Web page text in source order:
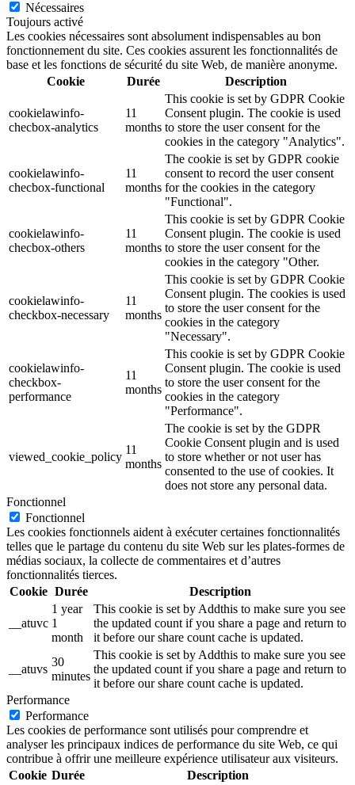
Nécessaires
Toujours activé
Les cookies nécessaires sont absolument indispensables au bon
fonctionnement du site. Ces cookies assurent les fonctionnalités de
base et les fonctions de sécurité du site Web, de manière anonyme.
Cookie
Durée Description
cookielawinfo-
checbox-analytics
11
months
This cookie is set by GDPR Cookie
Consent plugin. The cookie is used
to store the user consent for the
cookies in the category "Analytics".
cookielawinfo-
checbox-functional
11
months
The cookie is set by GDPR cookie
consent to record the user consent
for the cookies in the category
"Functional".
cookielawinfo-
checbox-others
11
months
This cookie is set by GDPR Cookie
Consent plugin. The cookie is used
to store the user consent for the
cookies in the category "Other.
cookielawinfo-
checkbox-necessary
11
months
This cookie is set by GDPR Cookie
Consent plugin. The cookies is used
to store the user consent for the
cookies in the category
"Necessary".
cookielawinfo-
checkbox-
performance
11
months
This cookie is set by GDPR Cookie
Consent plugin. The cookie is used
to store the user consent for the
cookies in the category
"Performance".
viewed_cookie_policy
11
months
The cookie is set by the GDPR
Cookie Consent plugin and is used
to store whether or not user has
consented to the use of cookies. It
does not store any personal data.
Fonctionnel
Fonctionnel
Les cookies fonctionnels aident à exécuter certaines fonctionnalités
telles que le partage du contenu du site Web sur les plates-formes de
médias sociaux, la collecte de commentaires et d’autres
fonctionnalités tierces.
Cookie Durée Description
__atuvc
1 year
1
month
This cookie is set by Addthis to make sure you see
the updated count if you share a page and return to
it before our share count cache is updated.
__atuvs
30
minutes
This cookie is set by Addthis to make sure you see
the updated count if you share a page and return to
it before our share count cache is updated.
Performance
Performance
Les cookies de performance sont utilisés pour comprendre et
analyser les principaux indices de performance du site Web, ce qui
contribue à offrir une meilleure expérience utilisateur aux visiteurs.
Cookie Durée Description